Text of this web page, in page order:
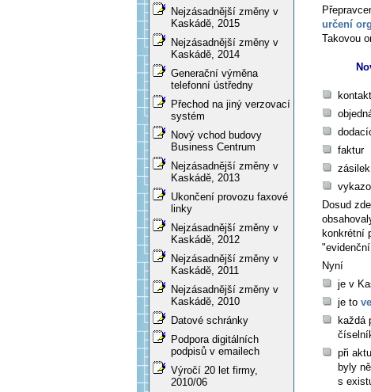
Nejzásadnější změny v
Kaskádě, 2015
Nejzásadnější změny v
Kaskádě, 2014
Generační výměna
telefonní ústředny
Přechod na jiný verzovací
systém
Nový vchod budovy
Business Centrum
Nejzásadnější změny v
Kaskádě, 2013
Ukončení provozu faxové
linky
Nejzásadnější změny v
Kaskádě, 2012
Nejzásadnější změny v
Kaskádě, 2011
Nejzásadnější změny v
Kaskádě, 2010
Datové schránky
Podpora digitálních
podpisů v emailech
Výročí 20 let firmy,
2010/06
určení
Takovou
faktur
Dosud
konkrétní
"evidenční
Nyní
je v
je to
každá
při
byly
s